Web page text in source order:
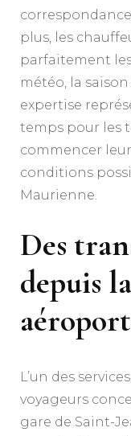
plus, les
parfaitement
météo, la
expertise
temps pour les
commencer
conditions
Maurienne.
Des
depuis
L’un des
voyageurs
gare de Saint-